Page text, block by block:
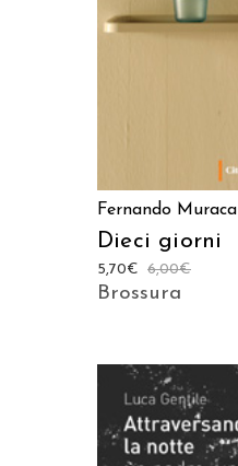
Fernando Muraca
Dieci giorni
6,00€
5,70€
Brossura